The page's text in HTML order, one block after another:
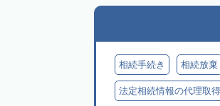
相続手続き 相続放棄
法定相続情報の代理取得